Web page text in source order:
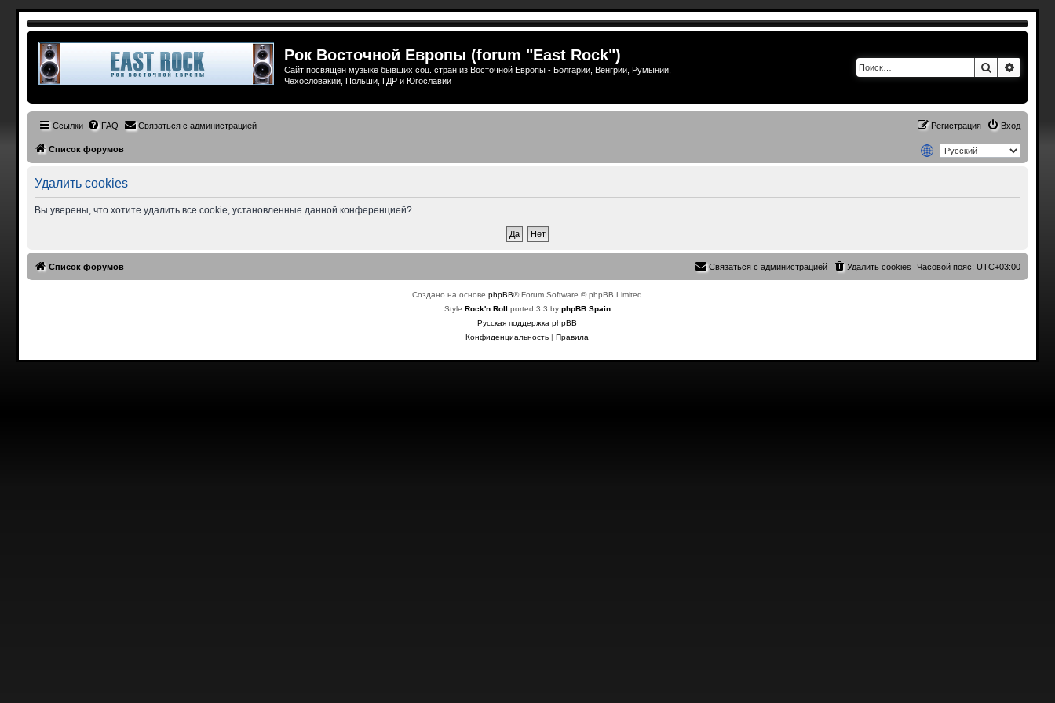
Рок Восточной Европы (forum "East Rock")
Сайт посвящен музыке бывших соц. стран из Восточной Европы - Болгарии, Венгрии, Румынии,
Чехословакии, Польши, ГДР и Югославии
Поиск
Ссылки FAQ Связаться с администрацией Вход
Регистрация
Список форумов
Удалить cookies
Вы уверены, что хотите удалить все cookie, установленные данной конференцией?
Список форумов Часовой пояс:UTC+03:00
Удалить cookies
Связаться с администрацией
Создано на основеphpBB® Forum Software © phpBB Limited
Style Rock'n Roll ported 3.3 by phpBB Spain
Русская поддержка phpBB
Конфиденциальность |Правила